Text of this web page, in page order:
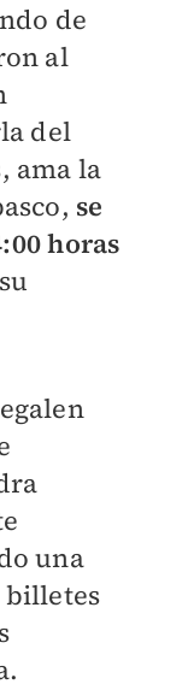
de
al
del
ama la
se
horas
una